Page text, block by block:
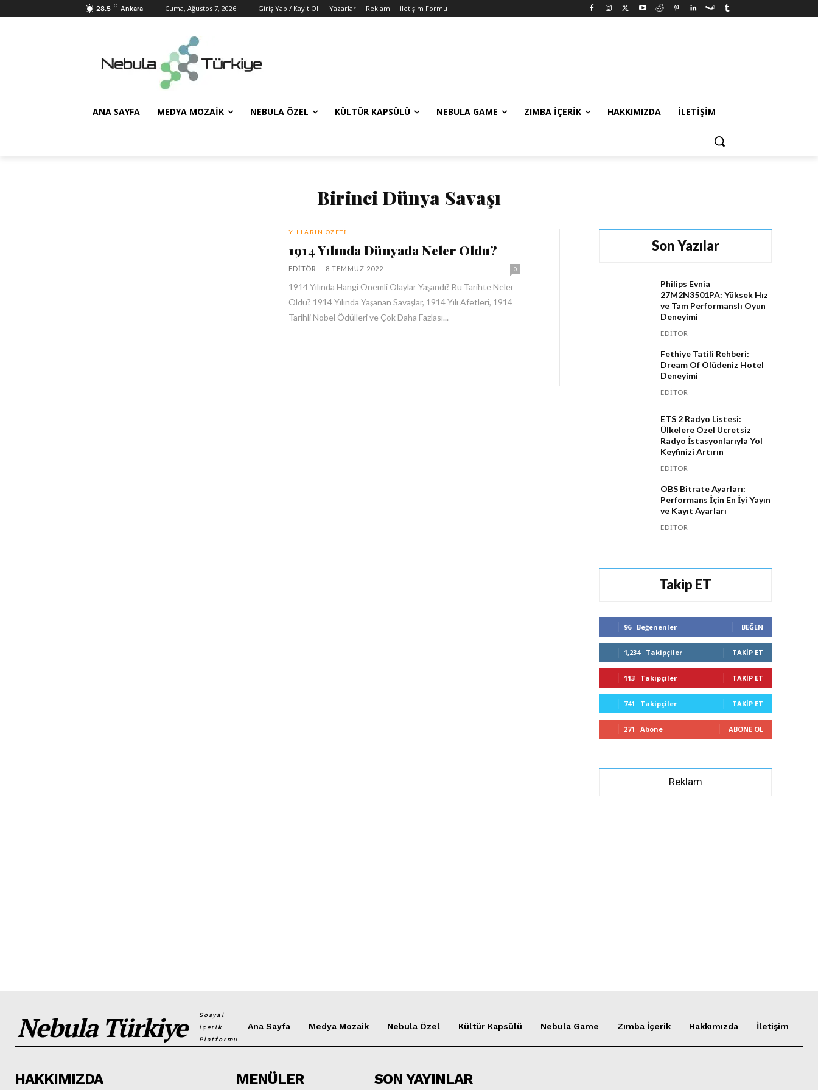
28.5 C Ankara Cuma, Ağustos 7, 2026 Giriş Yap / Kayıt Ol Yazarlar Reklam İletişim Formu
ANA SAYFA MEDYA MOZAIK NEBULA ÖZEL KÜLTÜR KAPSÜLÜ NEBULA GAME ZIMBA İÇERIK HAKKIMIZDA İLETIŞIM
Birinci Dünya Savaşı
YILLARIN ÖZETI
1914 Yılında Dünyada Neler Oldu?
EDITÖR - 8 TEMMUZ 2022 0
1914 Yılında Hangi Önemli Olaylar Yaşandı? Bu Tarihte Neler
Oldu? 1914 Yılında Yaşanan Savaşlar, 1914 Yılı Afetleri, 1914
Tarihli Nobel Ödülleri ve Çok Daha Fazlası...
Son Yazılar
Philips Evnia
27M2N3501PA: Yüksek Hız
ve Tam Performanslı Oyun
Deneyimi
EDITÖR
Fethiye Tatili Rehberi:
Dream Of Ölüdeniz Hotel
Deneyimi
EDITÖR
ETS 2 Radyo Listesi:
Ülkelere Özel Ücretsiz
Radyo İstasyonlarıyla Yol
Keyfinizi Artırın
EDITÖR
OBS Bitrate Ayarları:
Performans İçin En İyi Yayın
ve Kayıt Ayarları
EDITÖR
Takip ET
96 Beğenenler BEĞEN
1,234 Takipçiler TAKIP ET
113 Takipçiler TAKIP ET
741 Takipçiler TAKIP ET
271 Abone ABONE OL
Reklam
Nebula Türkiye
Sosyal
İçerik
Platformu
Ana Sayfa Medya Mozaik Nebula Özel Kültür Kapsülü Nebula Game Zımba İçerik Hakkımızda İletişim
HAKKIMIZDA MENÜLER SON YAYINLAR